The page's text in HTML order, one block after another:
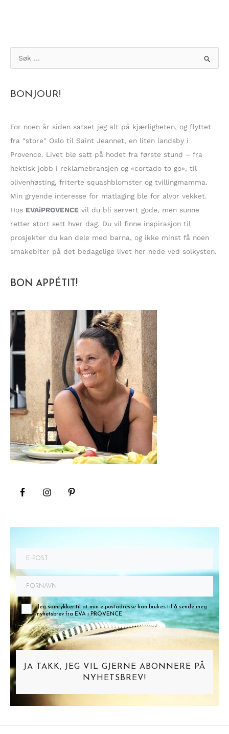
ø
e
t
e
r
:
BONJOUR!
For noen år siden satset jeg alt på kjærligheten, og flyttet
fra "store" Oslo til Saint Jeannet, en liten landsby i
Provence. Livet ble satt på hodet fra første stund – fra
hektisk jobb i reklamebransjen og «cortado to go», til
olivenhøsting, friterte squashblomster og tvillingmamma.
Min gryende interesse for matlaging ble for alvor vekket.
Hos EVAiPROVENCE vil du bli servert gode, men sunne
retter stort sett hver dag. Du vil finne inspirasjon til
prosjekter du kan dele med barna, og ikke minst få noen
smakebiter på det bedagelige livet her nede ved solkysten.
BON APPÉTIT!
Jeg samtykker til at min e-postadresse kan brukes til å sende meg
nyhetsbrev fra EVA i PROVENCE
JA TAKK, JEG VIL GJERNE ABONNERE PÅ
NYHETSBREV!